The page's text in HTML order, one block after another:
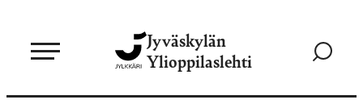
sisältöön
Jyväskylän
Ylioppilaslehti
Siirry